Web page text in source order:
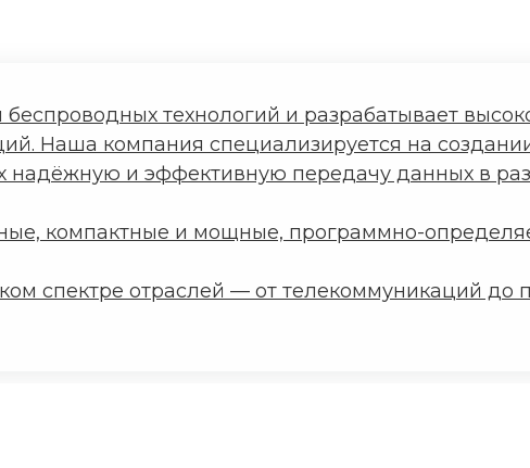
технологий и разрабатывает
Наша компания специализируется на
и эффективную передачу данных в
компактные и мощные, программно-
спектре отраслей — от телекоммуникаций